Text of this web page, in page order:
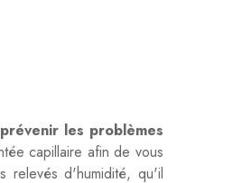
prévenir les problèmes
capillaire afin de vous
relevés d'humidité, qu'il